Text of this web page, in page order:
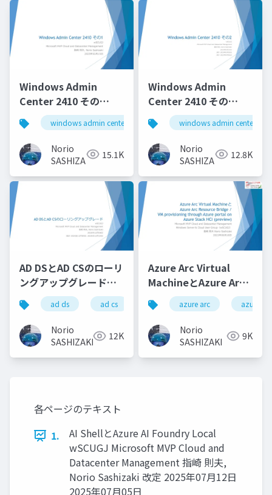
Windows Admin
Center 2410 その
1_Windows Admin
Center 2410 Part 1
windows admin center
Norio
SASHIZAKI
15.1K
Windows Admin
Center 2410 その
2_Windows Admin
Center 2410 Part 2
windows admin center
Norio
SASHIZAKI
12.8K
AD DSとAD CSのローリ
ングアップグレード
_ADDS and ADCS
Rolling Upgrade
ad ds ad cs active directory
Norio
SASHIZAKI
12K
Azure Arc Virtual
MachineとAzure Arc
Resource Bridge / VM
provisioning through
Azure portal on
Azure Stack HCI
(preview)
azure arc azure
Norio
SASHIZAKI
9K
各ページのテキスト
1.
AI ShellとAzure AI Foundry Local
wSCUGJ Microsoft MVP Cloud and
Datacenter Management 指崎 則夫,
Norio Sashizaki 改定 2025年07月12日
2025年07月05日